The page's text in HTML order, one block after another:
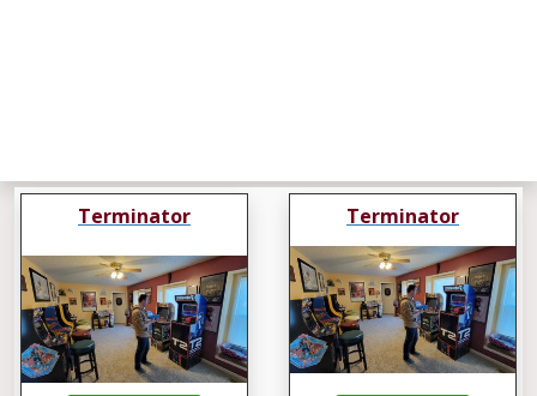
Terminator Terminator